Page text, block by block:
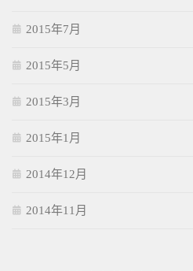
2015年7月
2015年5月
2015年3月
2015年1月
2014年12月
2014年11月